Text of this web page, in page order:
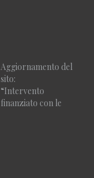
Aggiornamento del
sito:
“Intervento
finanziato con le